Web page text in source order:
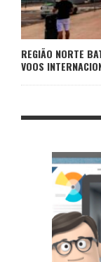
REGIÃO NORTE
VOOS